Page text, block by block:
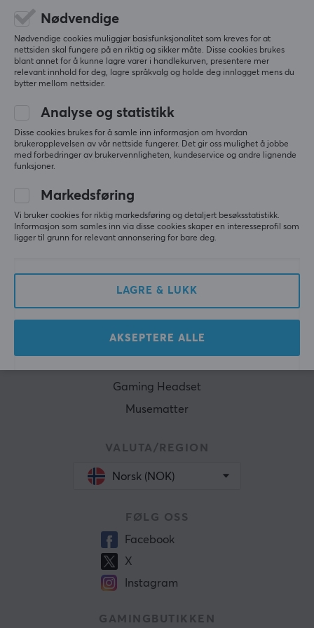
Salgsbetingelser
Angre kjøp
Policy for informasjonskapsler
Om MaxGaming
Informasjonssikkerhetspolicy
Trygg E-Handel
Gavekort
POPULÆRE KATEGORIER
Gamingmus
Tastatur
Konsoll
Gaming Headset
Musematter
VALUTA/REGION
Norsk (NOK)
FØLG OSS
Facebook
X
Instagram
GAMINGBUTIKKEN
Nødvendige
Nødvendige cookies muliggjør basisfunksjonalitet som kreves for at
nettsiden skal fungere på en riktig og sikker måte. Disse cookies brukes
blant annet for å kunne lagre varer i handlekurven, presentere mer
relevant innhold for deg, lagre språkvalg og holde deg innlogget mens du
bytter mellom nettsider.
Analyse og statistikk
Disse cookies brukes for å samle inn informasjon om hvordan
brukeropplevelsen av vår nettside fungerer. Det gir oss mulighet å jobbe
med forbedringer av brukervennligheten, kundeservice og andre lignende
funksjoner.
Markedsføring
Vi bruker cookies for riktig markedsføring og detaljert besøksstatistikk.
Informasjon som samles inn via disse cookies skaper en interesseprofil som
ligger til grunn for relevant annonsering for bare deg.
LAGRE & LUKK
AKSEPTERE ALLE